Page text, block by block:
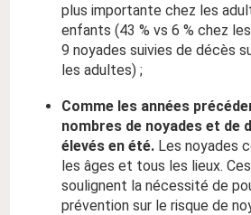
plus importante chez les
enfants (43 % vs 6 % chez
9 noyades suivies de décès
les adultes) ;
Comme les années
nombres de noyades et de
élevés en été. Les noyades
les âges et tous les lieux.
soulignent la nécessité de
prévention sur le risque de